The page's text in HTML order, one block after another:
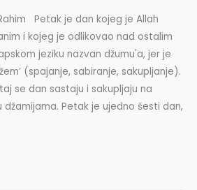
Petak je dan kojeg je Allah
i kojeg je odlikovao nad ostalim
jeziku nazvan džumu'a, jer je
(spajanje, sabiranje, sakupljanje).
se dan sastaju i sakupljaju na
džamijama. Petak je ujedno šesti dan,